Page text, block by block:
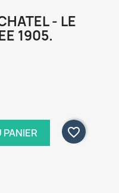
- LE
1905.
favorite_border